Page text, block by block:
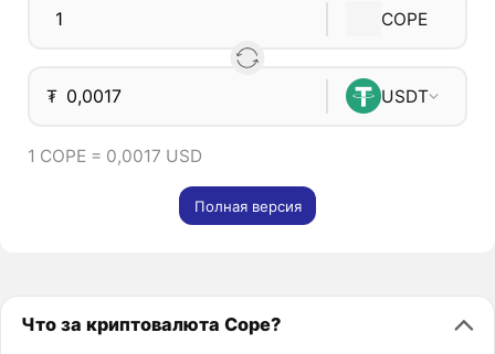
COPE
₮ USDT
1 COPE = 0,0017 USD
Полная версия
Что за криптовалюта Cope?